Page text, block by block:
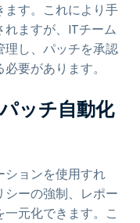
ます。これにより手
ますが、ITチーム
理し、パッチを承認
要があります。
ッチ自動化
ションを使用すれ
ーの強制、レポー
一元化できます。こ